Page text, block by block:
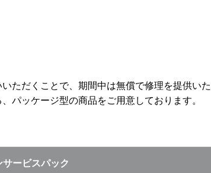
ただくことで、期間中は無償で修理を提供い
パッケージ型の商品をご用意しております。
サービスパック